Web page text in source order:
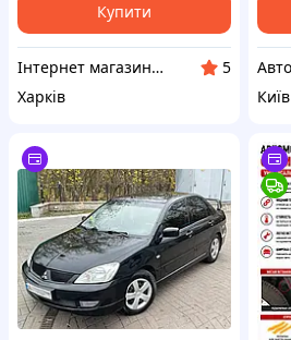
Купити
Інтернет магазин автозапчастин Autostyle
5
Харків
Київ